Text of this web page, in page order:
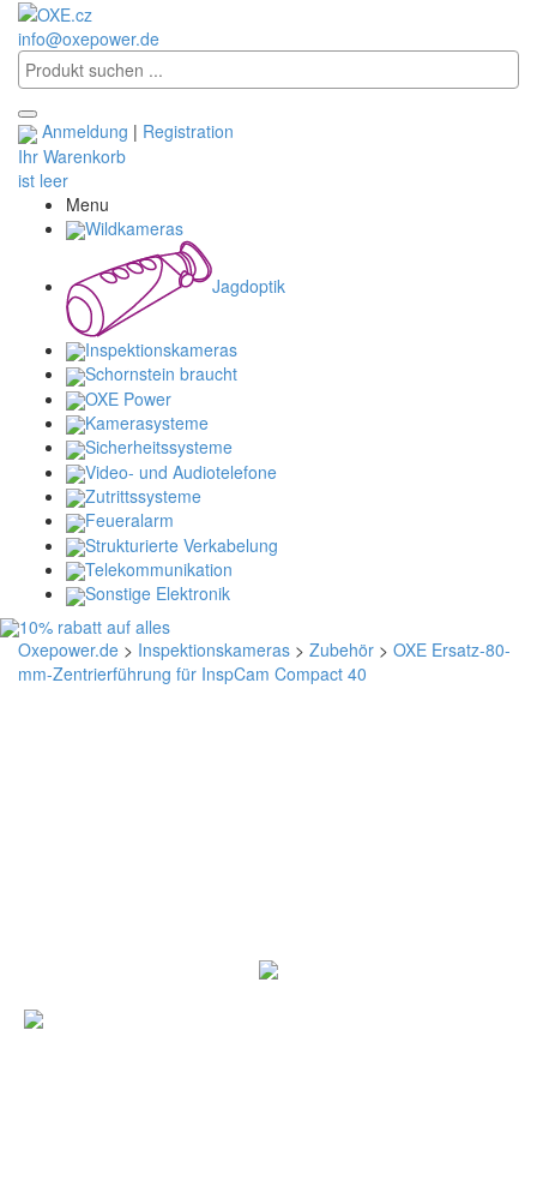
info@oxepower.de
Anmeldung | Registration
Ihr Warenkorb
ist leer
Menu
Wildkameras
Jagdoptik
Inspektionskameras
Schornstein braucht
OXE Power
Kamerasysteme
Sicherheitssysteme
Video- und Audiotelefone
Zutrittssysteme
Feueralarm
Strukturierte Verkabelung
Telekommunikation
Sonstige Elektronik
Oxepower.de > Inspektionskameras > Zubehör > OXE Ersatz-80-
mm-Zentrierführung für InspCam Compact 40